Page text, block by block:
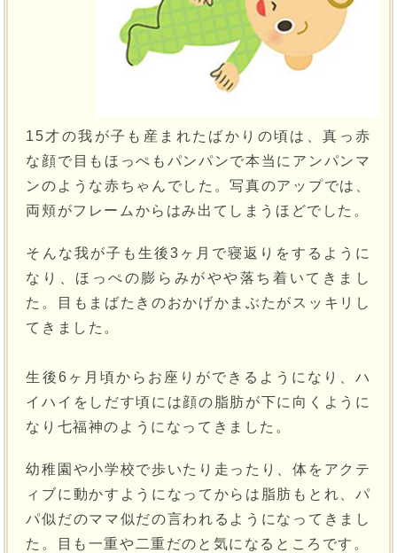
15才の我が子も産まれたばかりの頃は、真っ赤
な顔で目もほっぺもパンパンで本当にアンパンマ
ンのような赤ちゃんでした。写真のアップでは、
両頬がフレームからはみ出てしまうほどでした。
そんな我が子も生後3ヶ月で寝返りをするように
なり、ほっぺの膨らみがやや落ち着いてきまし
た。目もまばたきのおかげかまぶたがスッキリし
てきました。
生後6ヶ月頃からお座りができるようになり、ハ
イハイをしだす頃には顔の脂肪が下に向くように
なり七福神のようになってきました。
幼稚園や小学校で歩いたり走ったり、体をアクテ
ィブに動かすようになってからは脂肪もとれ、パ
パ似だのママ似だの言われるようになってきまし
た。目も一重や二重だのと気になるところです。